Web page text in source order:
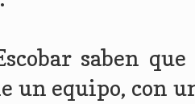
saben
un equipo, con